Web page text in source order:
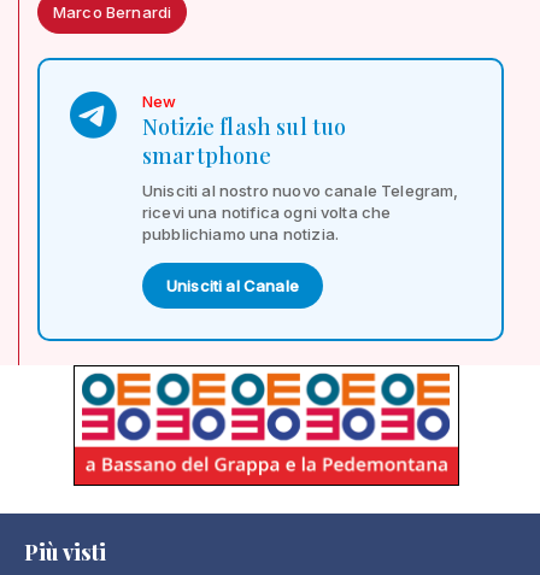
Marco Bernardi
New
Notizie flash sul tuo
smartphone
Unisciti al nostro nuovo canale Telegram,
ricevi una notifica ogni volta che
pubblichiamo una notizia.
Unisciti al Canale
Più visti